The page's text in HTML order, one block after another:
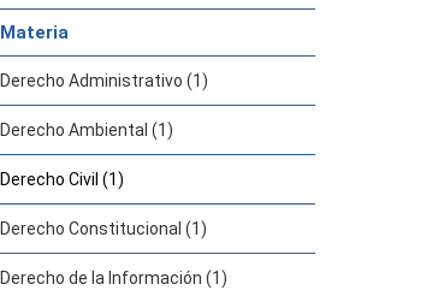
Materia
Derecho Administrativo (1)
Derecho Ambiental (1)
Derecho Civil (1)
Derecho Constitucional (1)
Derecho de la Información (1)